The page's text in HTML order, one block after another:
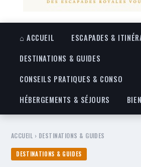
⌂ ACCUEIL
ESCAPADES &
DESTINATIONS & GUIDES
CONSEILS PRATIQUES & CONSO
HÉBERGEMENTS & SÉJOURS
ACCUEIL › DESTINATIONS & GUIDES
DESTINATIONS & GUIDES